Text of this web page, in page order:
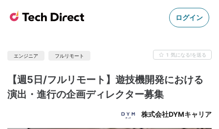
ログイン
エンジニア フルリモート 1 気になる!を送る
【週5日/フルリモート】遊技機開発における
演出・進行の企画ディレクター募集
株式会社DYMキャリア